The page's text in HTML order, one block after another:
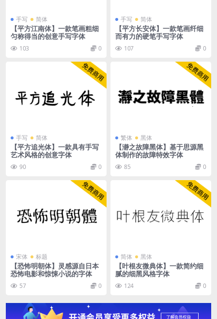
手写 简体
【平方江南体】一款笔画粗细
匀称得当的创意手写字体
103 0
手写 简体
【平方长安体】一款笔画纤细
而有力的硬笔手写字体
107 0
手写 简体
【平方追光体】一款具有手写
艺术风格的创意字体
90 0
繁体 黑体
【瀞之故障黑体】基于思源黑
体制作的故障特效字体
85 0
宋体 标题
【恐怖明朝体】灵感源自日本
恐怖电影和惊悚小说的字体
57 0
简体 黑体
【叶根友微典体】一款简约细
腻的细黑风格字体
124 0